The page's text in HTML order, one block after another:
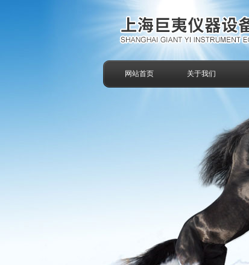
网站首页 关于我们